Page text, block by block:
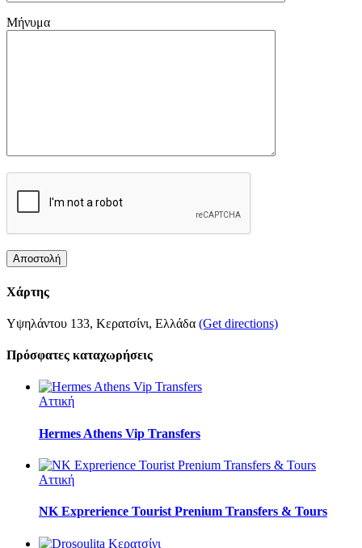
Μήνυμα
Χάρτης
Υψηλάντου 133, Κερατσίνι, Ελλάδα (Get directions)
Πρόσφατες καταχωρήσεις
Αττική
Hermes Athens Vip Transfers
Αττική
NK Exprerience Tourist Prenium Transfers & Tours